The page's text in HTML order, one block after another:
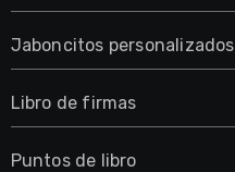
Jaboncitos personalizados
Libro de firmas
Puntos de libro